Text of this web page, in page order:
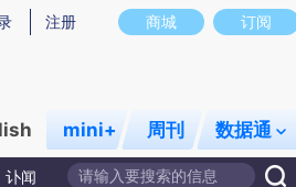
实意图存在偏差。不代表财新观点和立场。推
商城 订阅
注册
mini+ 周刊 数据通
讣闻